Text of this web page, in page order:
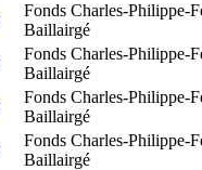
Fonds Charles-Philippe-
Baillairgé
Fonds Charles-Philippe-
Baillairgé
Fonds Charles-Philippe-
Baillairgé
Fonds Charles-Philippe-
Baillairgé